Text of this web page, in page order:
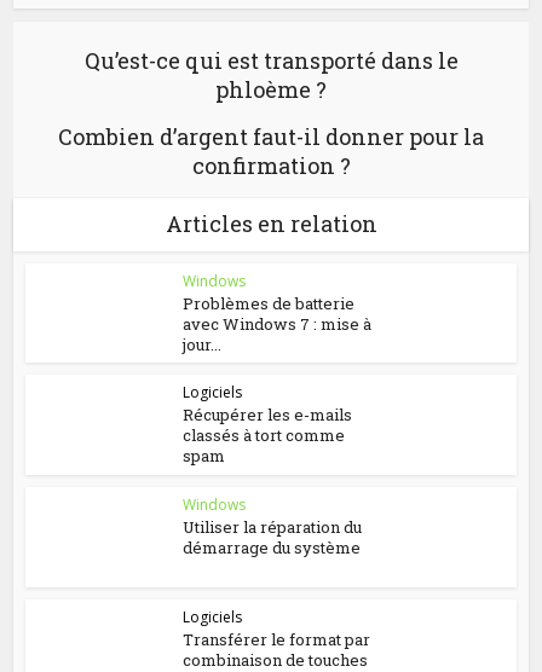
Qu’est-ce qui est transporté dans le
phloème ?
Combien d’argent faut-il donner pour la
confirmation ?
Articles en relation
Windows
Problèmes de batterie
avec Windows 7 : mise à
jour...
Logiciels
Récupérer les e-mails
classés à tort comme
spam
Windows
Utiliser la réparation du
démarrage du système
Logiciels
Transférer le format par
combinaison de touches